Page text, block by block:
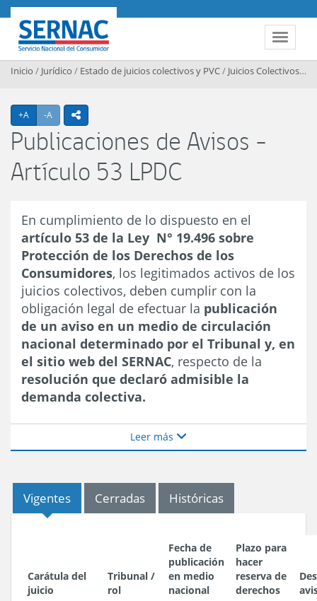
Contenido principal
Toggle
SERNAC
Inicio / Jurídico / Estado de juicios colectivos y PVC/ Juicios Colectivos/
+A Agrandar texto
-A Achicar textoicono compartir
Publicaciones de Avisos -
Artículo 53 LPDC
En cumplimiento de lo dispuesto en el
artículo 53 de la Ley N° 19.496 sobre
Protección de los Derechos de los
Consumidores, los legitimados activos de los
juicios colectivos, deben cumplir con la
obligación legal de efectuar la publicación
de un aviso en un medio de circulación
nacional determinado por el Tribunal y, en
el sitio web del SERNAC, respecto de la
resolución que declaró admisible la
demanda colectiva.
Leer más
Vigentes Cerradas Históricas
Carátula del
juicio
Tribunal /
rol
Fecha de
publicación
en medio
nacional
Plazo para
hacer
reserva de
derechos